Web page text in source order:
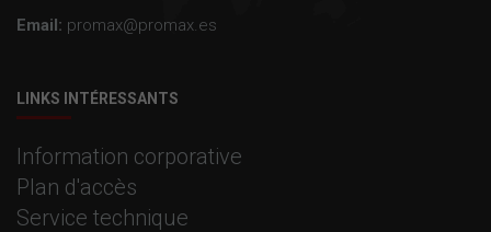
Email: promax@promax.es
LINKS INTÉRESSANTS
Information corporative
Plan d'accès
Service technique